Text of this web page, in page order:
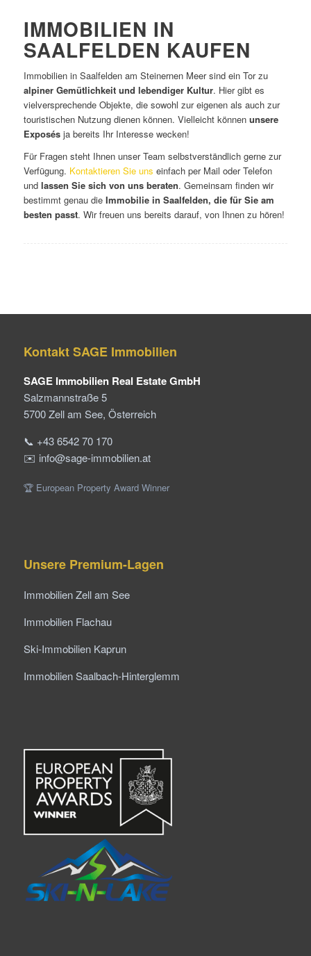
IMMOBILIEN IN
SAALFELDEN KAUFEN
Immobilien in Saalfelden am Steinernen Meer sind ein Tor zu
alpiner Gemütlichkeit und lebendiger Kultur. Hier gibt es
vielversprechende Objekte, die sowohl zur eigenen als auch zur
touristischen Nutzung dienen können. Vielleicht können unsere
Exposésja bereits Ihr Interesse wecken!
Für Fragen steht Ihnen unser Team selbstverständlich gerne zur
Verfügung. Kontaktieren Sie uns einfach per Mail oder Telefon
und lassen Sie sich von uns beraten. Gemeinsam finden wir
bestimmt genau die Immobilie in Saalfelden, die für Sie am
besten passt. Wir freuen uns bereits darauf, von Ihnen zu hören!
Kontakt SAGE Immobilien
SAGE Immobilien Real Estate GmbH
Salzmannstraße 5
5700 Zell am See, Österreich
📞 +43 6542 70 170
✉️ info@sage-immobilien.at
🏆 European Property Award Winner
Unsere Premium-Lagen
Immobilien Zell am See
Immobilien Flachau
Ski-Immobilien Kaprun
Immobilien Saalbach-Hinterglemm